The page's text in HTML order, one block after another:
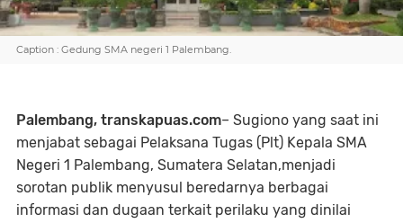
Caption : Gedung SMA negeri 1 Palembang.
Palembang, transkapuas.com– Sugiono yang saat ini
menjabat sebagai Pelaksana Tugas (Plt) Kepala SMA
Negeri 1 Palembang, Sumatera Selatan,menjadi
sorotan publik menyusul beredarnya berbagai
informasi dan dugaan terkait perilaku yang dinilai